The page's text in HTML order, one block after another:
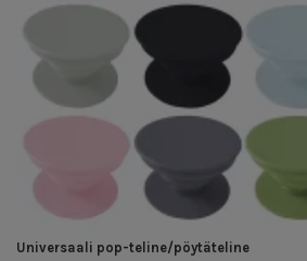
Universaali pop-teline/pöytäteline